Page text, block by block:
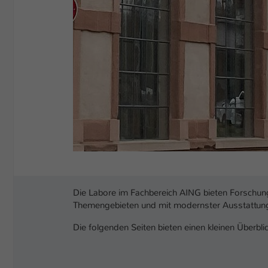
Die Labore im Fachbereich AING bieten
Themengebieten und mit modernster
Die folgenden Seiten bieten einen kleinen